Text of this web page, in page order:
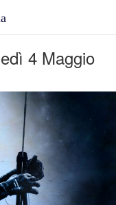
4 Maggio